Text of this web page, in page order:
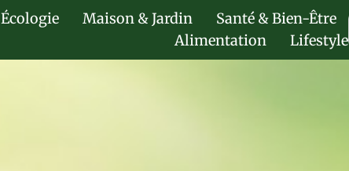
Écologie Maison & Jardin
Santé & Bien-Être
Alimentation
Lifestyle